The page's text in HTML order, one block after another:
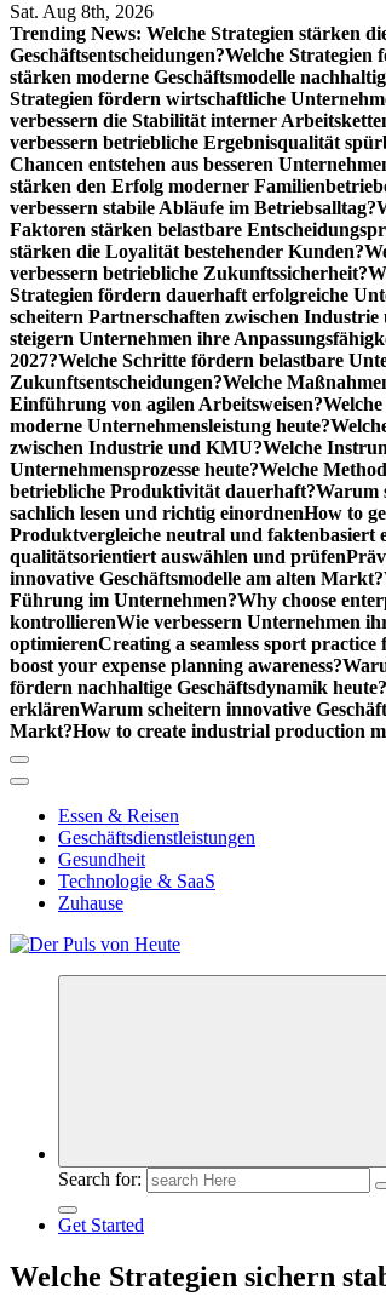
Sat. Aug 8th, 2026
Trending News: Welche Strategien stärken
Geschäftsentscheidungen?Welche Strategien
stärken moderne Geschäftsmodelle
Strategien fördern wirtschaftliche
verbessern die Stabilität interner
verbessern betriebliche Ergebnisqualität
Chancen entstehen aus besseren
stärken den Erfolg moderner
verbessern stabile Abläufe im Betriebsalltag?
Faktoren stärken belastbare
stärken die Loyalität bestehender Kunden?
verbessern betriebliche Zukunftssicherheit?
Strategien fördern dauerhaft erfolgreiche
scheitern Partnerschaften zwischen
steigern Unternehmen ihre
2027?Welche Schritte fördern belastbare
Zukunftsentscheidungen?Welche
Einführung von agilen Arbeitsweisen?
moderne Unternehmensleistung heute?
zwischen Industrie und KMU?Welche
Unternehmensprozesse heute?Welche
betriebliche Produktivität dauerhaft?Warum
sachlich lesen und richtig einordnenHow to
Produktvergleiche neutral und faktenbasiert
qualitätsorientiert auswählen und prüfen
innovative Geschäftsmodelle am alten Markt?
Führung im Unternehmen?Why choose
kontrollierenWie verbessern Unternehmen
optimierenCreating a seamless sport practice
boost your expense planning awareness?
fördern nachhaltige Geschäftsdynamik heute?
erklärenWarum scheitern innovative
Markt?How to create industrial production
Essen & Reisen
Geschäftsdienstleistungen
Gesundheit
Technologie & SaaS
Zuhause
Meldungen die Resonanz finden
Search for:
Get Started
Welche Strategien sichern